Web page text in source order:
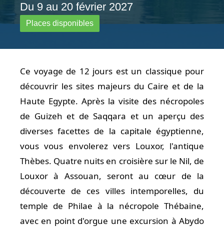
Du 9 au 20 février 2027
Places disponibles
Ce voyage de 12 jours est un classique pour
découvrir les sites majeurs du Caire et de la
Haute Egypte. Après la visite des nécropoles
de Guizeh et de Saqqara et un aperçu des
diverses facettes de la capitale égyptienne,
vous vous envolerez vers Louxor, l'antique
Thèbes. Quatre nuits en croisière sur le Nil, de
Louxor à Assouan, seront au cœur de la
découverte de ces villes intemporelles, du
temple de Philae à la nécropole Thébaine,
avec en point d'orgue une excursion à Abydo